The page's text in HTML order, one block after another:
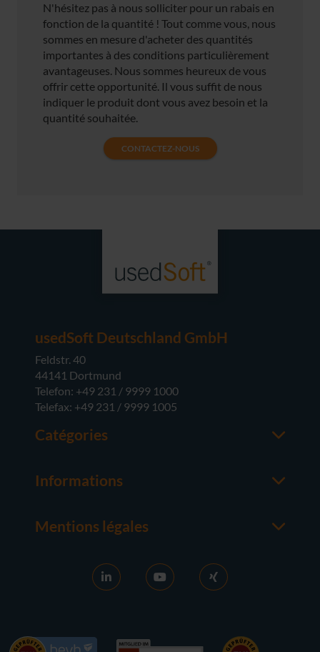
N'hésitez pas à nous solliciter pour un rabais en
fonction de la quantité ! Tout comme vous, nous
sommes en mesure d'acheter des quantités
importantes à des conditions particulièrement
avantageuses. Nous sommes heureux de vous
offrir cette opportunité. Il vous suffit de nous
indiquer le produit dont vous avez besoin et la
quantité souhaitée.
CONTACTEZ-NOUS
usedSoft Deutschland GmbH
Feldstr. 40
44141 Dortmund
Telefon: +49 231 / 9999 1000
Telefax: +49 231 / 9999 1005
Catégories
Serveur
Matériel
Informations
À propos de usedsoft
Bon à savoir
Activation RDS
Presse
Mentions légales
Conditions générales
CG D'ACHAT
Droit de rétractation
Accessibilité